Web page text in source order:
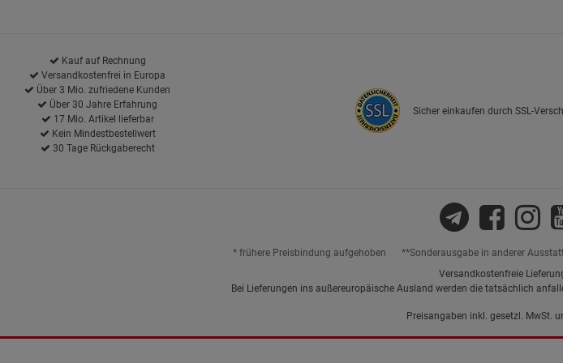
Kauf auf Rechnung
Versandkostenfrei in Europa
Über 3 Mio. zufriedene Kunden
Über 30 Jahre Erfahrung
17 Mio. Artikel lieferbar
Kein Mindestbestellwert
30 Tage Rückgaberecht
Sicher einkaufen durch SSL-
* frühere Preisbindung aufgehoben **Sonderausgabe in anderer
Versandkostenfreie
Bei Lieferungen ins außereuropäische Ausland werden die tatsächlich
Preisangaben inkl. gesetzl. MwSt.